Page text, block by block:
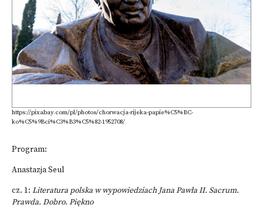
https://pixabay.com/pl/photos/chorwacja-rijeka-papie%C5%BC-
ko%C5%9Bci%C3%B3%C5%82-1952708/
Program:
Anastazja Seul
cz. 1: Literatura polska w wypowiedziach Jana Pawła II. Sacrum.
Prawda. Dobro. Piękno